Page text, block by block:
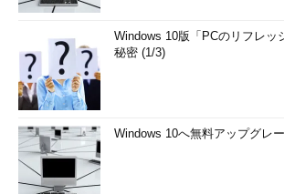
Windows 10版「PCのリフレッ
秘密 (1/3)
Windows 10へ無料アップグレ